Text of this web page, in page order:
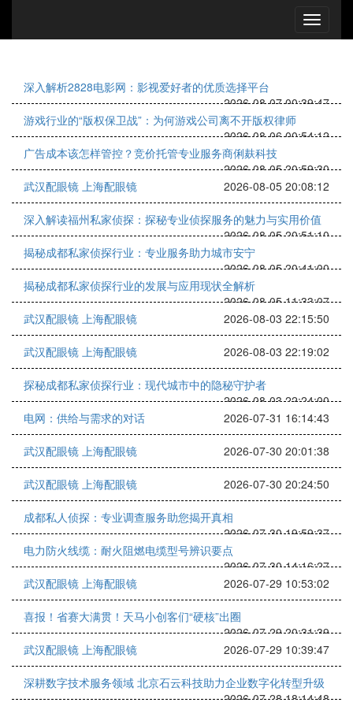
深入解析2828电影网：影视爱好者的优质选择平台
2026-08-07 00:39:47
游戏行业的“版权保卫战”：为何游戏公司离不开版权律师
2026-08-06 00:54:12
广告成本该怎样管控？竞价托管专业服务商俐麸科技
2026-08-05 20:59:30
武汉配眼镜 上海配眼镜
2026-08-05 20:08:12
深入解读福州私家侦探：探秘专业侦探服务的魅力与实用价值
2026-08-05 20:51:10
揭秘成都私家侦探行业：专业服务助力城市安宁
2026-08-05 20:41:00
揭秘成都私家侦探行业的发展与应用现状全解析
2026-08-05 11:33:07
武汉配眼镜 上海配眼镜
2026-08-03 22:15:50
武汉配眼镜 上海配眼镜 2026-08-03 22:19:02
探秘成都私家侦探行业：现代城市中的隐秘守护者
2026-08-03 22:24:00
电网：供给与需求的对话
2026-07-31 16:14:43
武汉配眼镜 上海配眼镜 2026-07-30 20:01:38
武汉配眼镜 上海配眼镜 2026-07-30 20:24:50
成都私人侦探：专业调查服务助您揭开真相
2026-07-30 19:59:37
电力防火线缆：耐火阻燃电缆型号辨识要点
2026-07-30 14:16:27
武汉配眼镜 上海配眼镜
2026-07-29 10:53:02
喜报！省赛大满贯！天马小创客们“硬核”出圈
2026-07-29 20:31:39
武汉配眼镜 上海配眼镜
2026-07-29 10:39:47
深耕数字技术服务领域 北京石云科技助力企业数字化转型升级
2026-07-28 18:14:48